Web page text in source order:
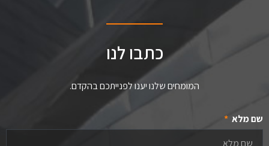
כתבו לנו
המומחים שלנו יענו לפנייתכם בהקדם.
שם מלא